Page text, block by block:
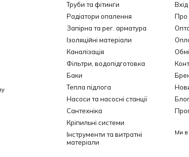
Труби та фітинги
Радіатори опалення
Запірна та рег. арматура
Ізоляційні матеріали
Каналізація
Фільтри, водопідготовка
Баки
Тепла підлога
Насоси та насосні станції
Сантехніка
Кріпильні системи
Інструменти та витратні
матеріали
Про
Ми